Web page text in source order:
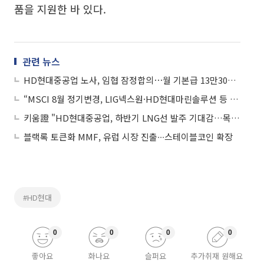
품을 지원한 바 있다.
관련 뉴스
HD현대중공업 노사, 임협 잠정합의⋯월 기본급 13만3000원 인상
“MSCI 8월 정기변경, LIG넥스원·HD현대마린솔루션 등 5개 종목 편입 예상”
키움證 "HD현대중공업, 하반기 LNG선 발주 기대감…목표가 51만 원으로 상향"
블랙록 토큰화 MMF, 유럽 시장 진출∙∙∙스테이블코인 확장
#HD현대
좋아요
0
화나요
0
슬퍼요
0
추가취재 원해요
0